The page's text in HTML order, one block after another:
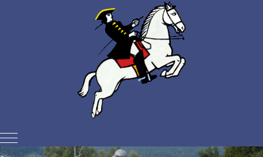
Mobile Menu Toggle